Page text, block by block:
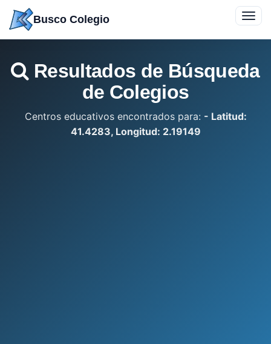
contenido
Busco Colegio
Resultados de Búsqueda
de Colegios
Centros educativos encontrados para: - Latitud:
41.4283, Longitud: 2.19149